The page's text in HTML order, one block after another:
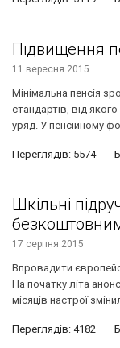
Підвищення
11 вересня 2015
Мінімальна пенсія
стандартів, від
уряд. У пенсійному
Переглядів: 5574
Шкільні
17 серпня 2015
Впровадити
На початку літа
місяців настрої
Переглядів: 4182